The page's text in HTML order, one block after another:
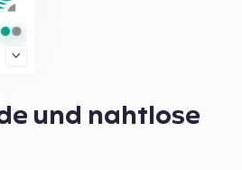
und nahtlose